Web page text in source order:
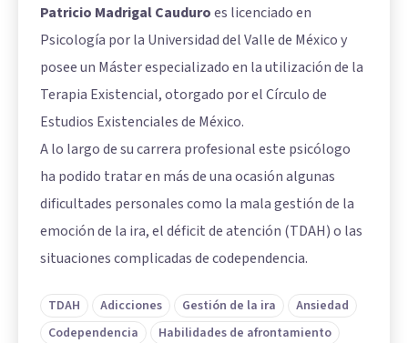
Patricio Madrigal Cauduroes licenciado en
Psicología por la Universidad del Valle de México y
posee un Máster especializado en la utilización de la
Terapia Existencial, otorgado por el Círculo de
Estudios Existenciales de México.
A lo largo de su carrera profesional este psicólogo
ha podido tratar en más de una ocasión algunas
dificultades personales como la mala gestión de la
emoción de la ira, el déficit de atención (TDAH) o las
situaciones complicadas de codependencia.
TDAH Adicciones Gestión de la ira
Ansiedad
Codependencia
Habilidades de afrontamiento